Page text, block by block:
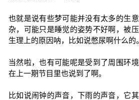
也就是说有些梦可能并没有太多的生
杂，可能只是睡觉的姿势不好啊，被
生理上的原因呐，比如说憋尿啊什么的。
当然啦，也有可能呢是受到了周围环
在上一期节目里也说到了啊。
比如说闹钟的声音，下雨的声音，它